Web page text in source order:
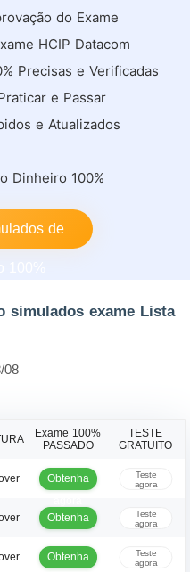
do Exame
HCIP Datacom
Precisas e Verificadas
e Passar
e Atualizados
Dinheiro 100%
de
simulados exame Lista
08
Exame 100%
PASSADO
TESTE
GRATUITO
Obtenha
Teste
agora
Obtenha
Teste
agora
Obtenha
Teste
agora